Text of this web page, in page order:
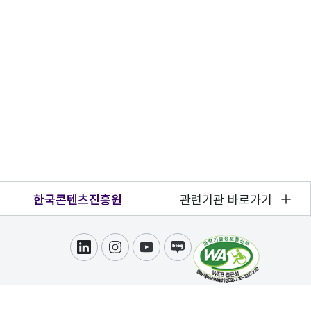
한국콘텐츠진흥원 관련기관 바로가기
링크드인인스타그램
유튜브블로그